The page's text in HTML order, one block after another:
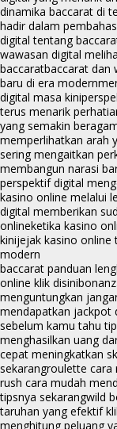
dinamika baccarat di
hadir dalam
digital tentang
wawasan digital
baccaratbaccarat dan
baru di era modern
digital masa kini
terus menarik
yang semakin
memperlihatkan arah
sering mengaitkan
membangun narasi
perspektif digital
kasino online melalui
digital memberikan
onlineketika kasino
kinijejak kasino online
modern
baccarat panduan
online klik disini
menguntungkan
mendapatkan jackpot
sebelum kamu tahu
menghasilkan uang
cepat meningkatkan
sekarangroulette cara
rush cara mudah
tipsnya sekarangwild
taruhan yang efektif
menghitung peluang